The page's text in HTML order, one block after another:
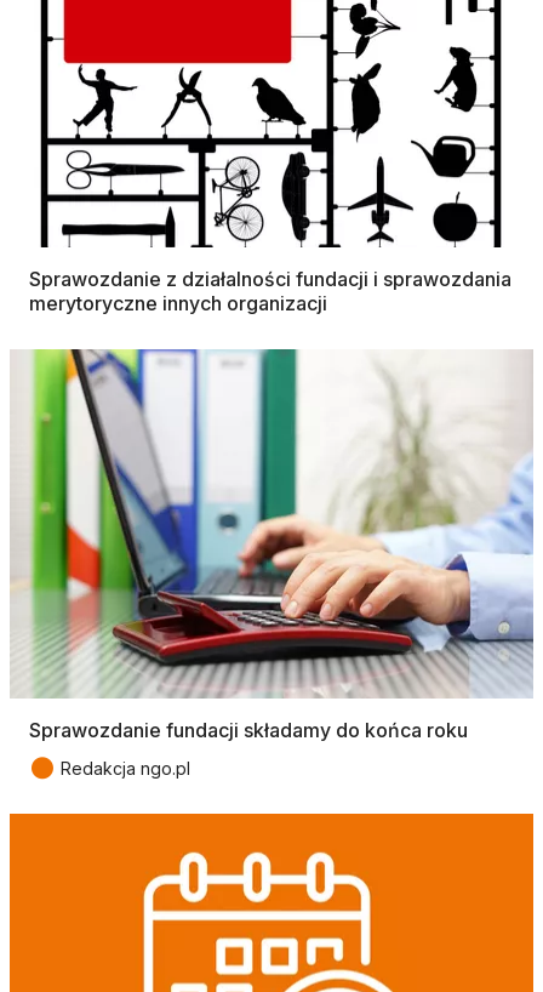
Sprawozdanie z działalności fundacji i sprawozdania
merytoryczne innych organizacji
Sprawozdanie fundacji składamy do końca roku
● Redakcja ngo.pl